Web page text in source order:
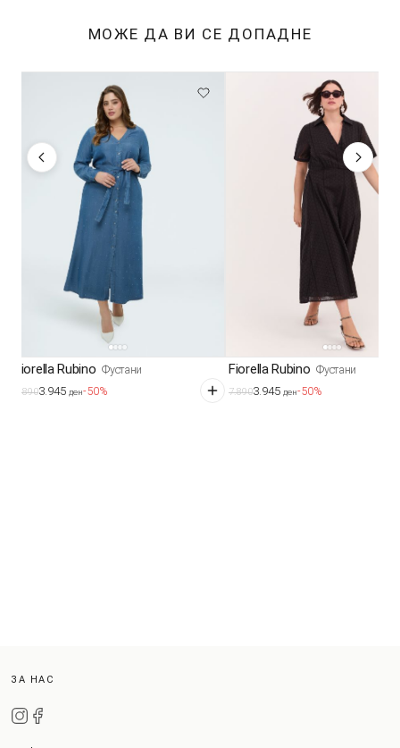
МОЖЕ ДА ВИ СЕ ДОПАДНЕ
Fiorella Rubino Фустани
7.8903.945 ден-50%
Fiorella Rubino Фустани
7.8903.945 ден-50%
ЗА НАС